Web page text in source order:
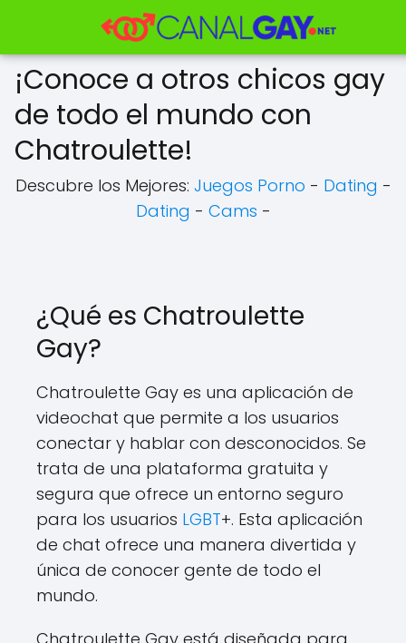
¡Conoce a otros chicos gay
de todo el mundo con
Chatroulette!
Descubre los Mejores: Juegos Porno - Dating -
Dating - Cams -
¿Qué es Chatroulette
Gay?
Chatroulette Gay es una aplicación de
videochat que permite a los usuarios
conectar y hablar con desconocidos. Se
trata de una plataforma gratuita y
segura que ofrece un entorno seguro
para los usuarios LGBT+. Esta aplicación
de chat ofrece una manera divertida y
única de conocer gente de todo el
mundo.